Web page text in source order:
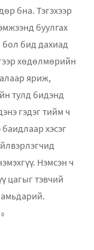
бна. Тэгэхээр
буулгах
бол бид дахиад
хөдөлмөрийн
яриж,
тулд бидэнд
гэдэг тийм ч
хэсэг
Нэмсэн ч
цагыг тэвчий
амьдарий.
0